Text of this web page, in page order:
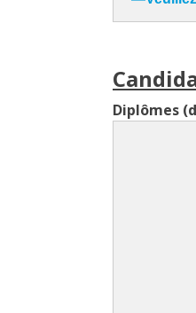
Diplômes